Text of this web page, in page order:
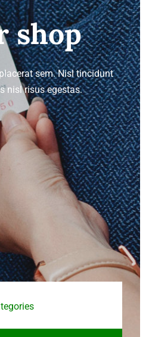
shop
sem. Nisl tincidunt
nisl risus egestas.